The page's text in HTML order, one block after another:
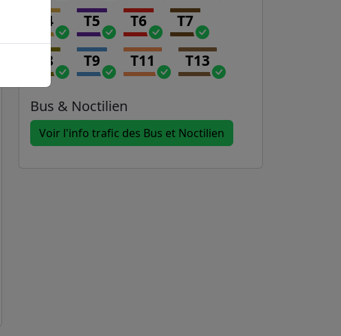
T4 T5 T6 T7
T8 T9 T11 T13
Bus & Noctilien
Voir l'info trafic des Bus et Noctilien